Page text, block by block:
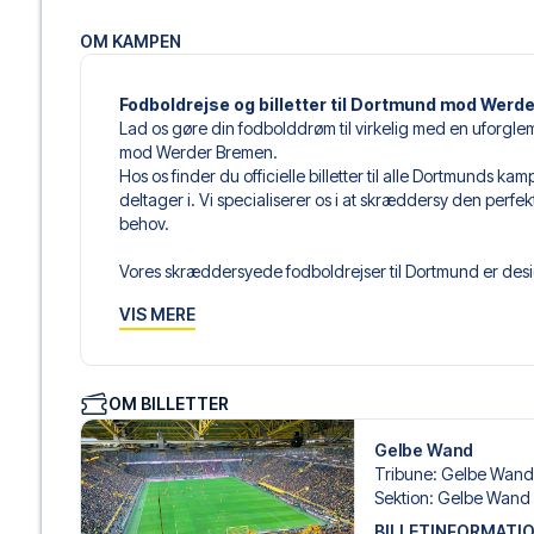
OM KAMPEN
Fodboldrejse og billetter til Dortmund mod
Lad os gøre din fodbolddrøm til virkelig med en
mod Werder Bremen.
Hos os finder du officielle billetter til alle Dortmunds
deltager i. Vi specialiserer os i at skræddersy den
behov.
Vores skræddersyede fodboldrejser til Dortmund er
af fodboldbilletter, udvalgte hotel til enhver smag og
Når du vælger din billettype, kan du se i hvilken
eksempelvis være loungeadgang og/eller mad og
du vælger billettypen, og på dine rejsedokumenter.
Vi tilbyder et bredt udvalg af håndplukkede hoteller i
luksuriøse 5-stjernede hoteller til charmerende
VIS MERE
OM BILLETTER
Gelbe Wand
Tribune: Gelbe Wand
Sektion: Gelbe Wand